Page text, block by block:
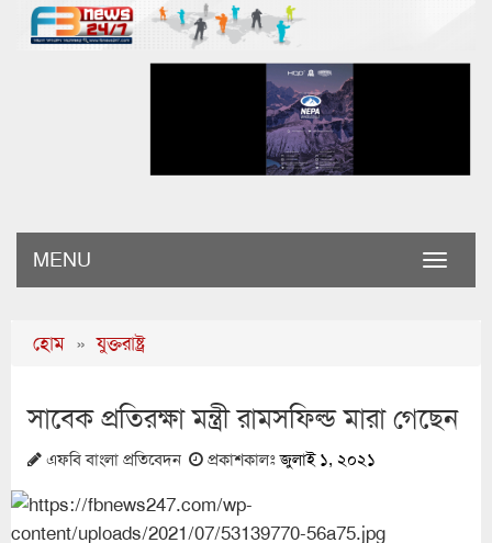
Toggle
MENU
হোম » যুক্তরাষ্ট্র
সাবেক প্রতিরক্ষা মন্ত্রী রামসফিল্ড মারা গেছেন
এফবি বাংলা প্রতিবেদন প্রকাশকালঃজুলাই ১, ২০২১